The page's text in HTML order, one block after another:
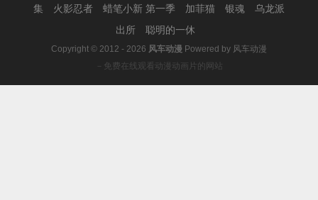
集
火影忍者 蜡笔小新 第一季 加菲猫 银魂
乌龙派
出所
聪明的一休
Copyright © 2012 - 2026 风车动漫 Powered by 风车动漫
－免费在线观看动漫动画片的网站